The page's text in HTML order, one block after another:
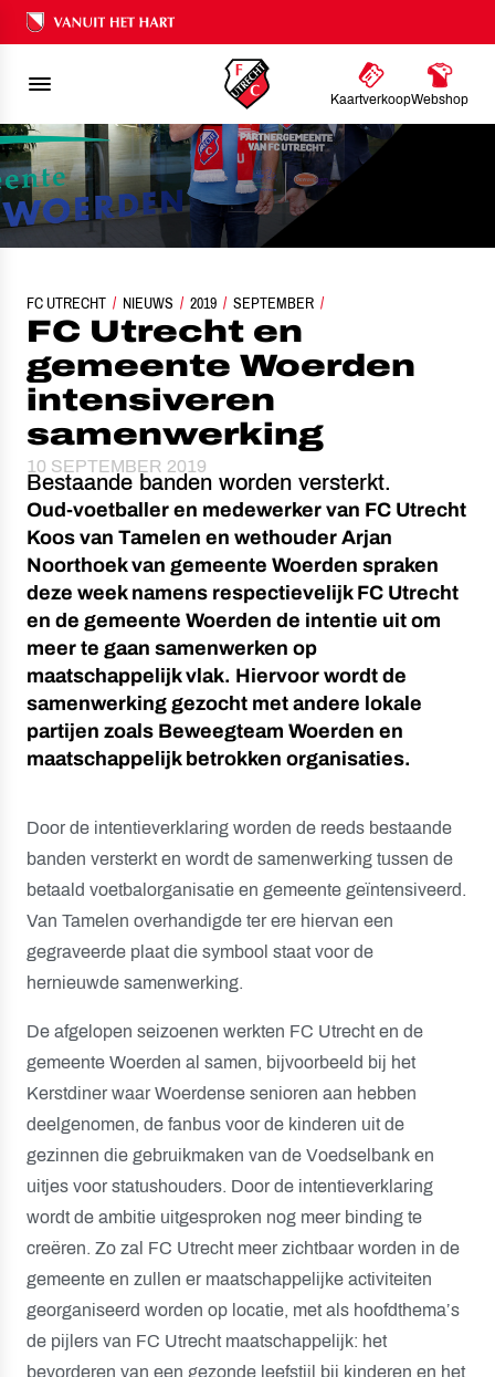
Ons nalatenschap
KaartverkoopWebshop
FC UTRECHT NIEUWS 2019 SEPTEMBER
FC UTRECHT EN GEMEENTE WOERDEN INTENSIVEREN
FC Utrecht en
gemeente Woerden
intensiveren
samenwerking
10 SEPTEMBER 2019
Bestaande banden worden versterkt.
Oud-voetballer en medewerker van FC Utrecht
Koos van Tamelen en wethouder Arjan
Noorthoek van gemeente Woerden spraken
deze week namens respectievelijk FC Utrecht
en de gemeente Woerden de intentie uit om
meer te gaan samenwerken op
maatschappelijk vlak. Hiervoor wordt de
samenwerking gezocht met andere lokale
partijen zoals Beweegteam Woerden en
maatschappelijk betrokken organisaties.
Door de intentieverklaring worden de reeds bestaande
banden versterkt en wordt de samenwerking tussen de
betaald voetbalorganisatie en gemeente geïntensiveerd.
Van Tamelen overhandigde ter ere hiervan een
gegraveerde plaat die symbool staat voor de
hernieuwde samenwerking.
De afgelopen seizoenen werkten FC Utrecht en de
gemeente Woerden al samen, bijvoorbeeld bij het
Kerstdiner waar Woerdense senioren aan hebben
deelgenomen, de fanbus voor de kinderen uit de
gezinnen die gebruikmaken van de Voedselbank en
uitjes voor statushouders. Door de intentieverklaring
wordt de ambitie uitgesproken nog meer binding te
creëren. Zo zal FC Utrecht meer zichtbaar worden in de
gemeente en zullen er maatschappelijke activiteiten
georganiseerd worden op locatie, met als hoofdthema’s
de pijlers van FC Utrecht maatschappelijk: het
bevorderen van een gezonde leefstijl bij kinderen en het